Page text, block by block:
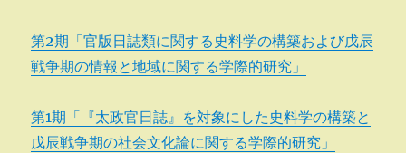
第2期「官版日誌類に関する史料学の構築および戊辰
戦争期の情報と地域に関する学際的研究」
第1期「『太政官日誌』を対象にした史料学の構築と
戊辰戦争期の社会文化論に関する学際的研究」